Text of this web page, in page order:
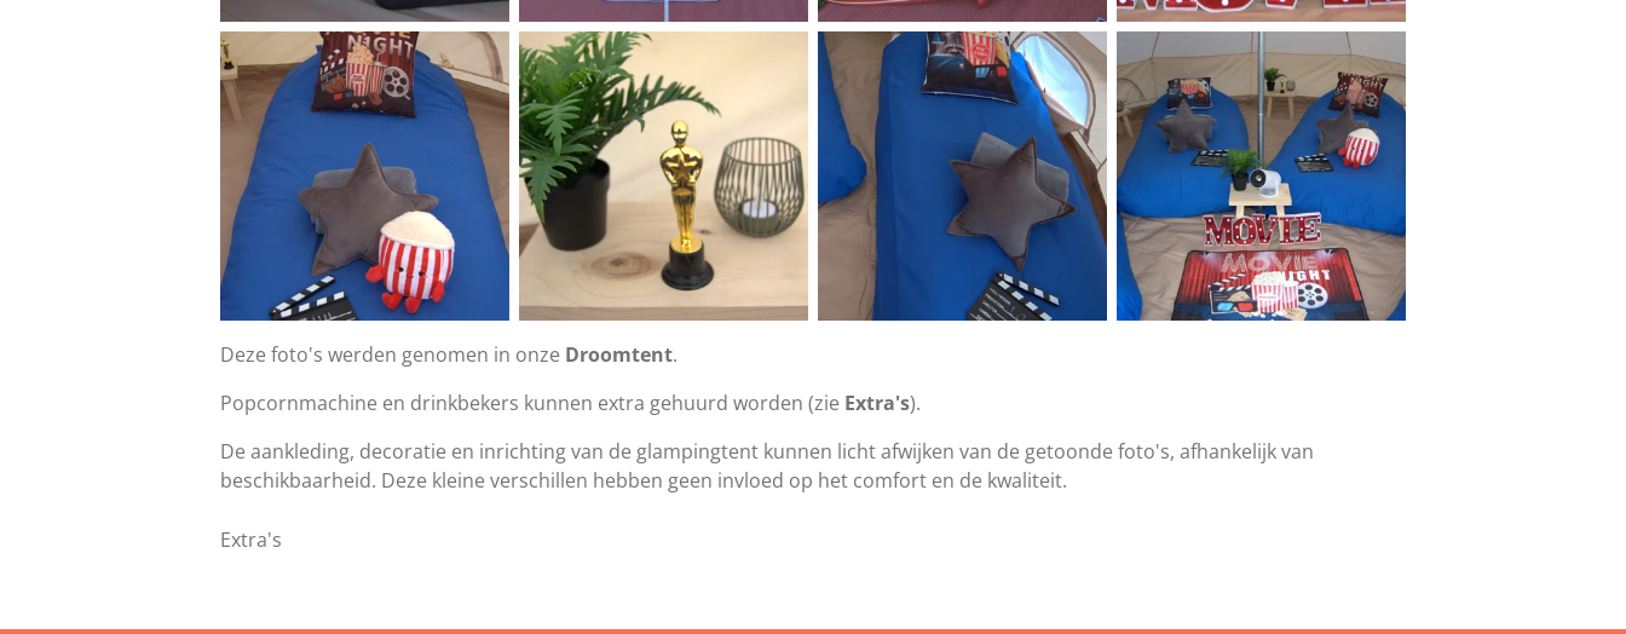
Deze foto's werden genomen in onze Droomtent.
Popcornmachine en drinkbekers kunnen extra gehuurd worden (zie Extra's).
De aankleding, decoratie en inrichting van de glampingtent kunnen licht afwijken van de getoonde foto's, afhankelijk van
beschikbaarheid. Deze kleine verschillen hebben geen invloed op het comfort en de kwaliteit.
Extra's